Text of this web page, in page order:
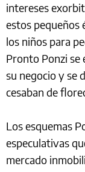
intereses
estos pequeños
los niños para
Pronto Ponzi
su negocio y se
cesaban de
Los esquemas
especulativas
mercado